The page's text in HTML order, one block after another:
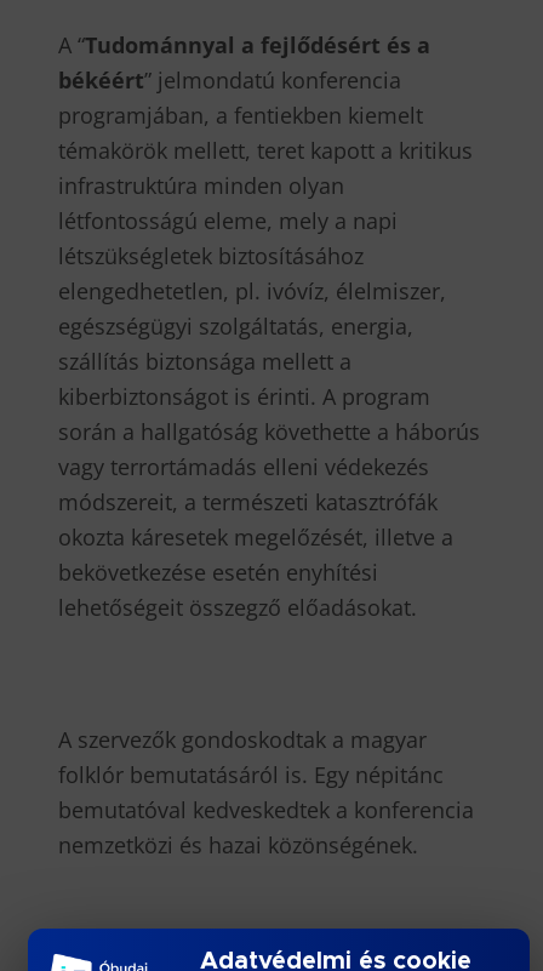
A “Tudománnyal a fejlődésért és a
békéért” jelmondatú konferencia
programjában, a fentiekben kiemelt
témakörök mellett, teret kapott a kritikus
infrastruktúra minden olyan
létfontosságú eleme, mely a napi
létszükségletek biztosításához
elengedhetetlen, pl. ivóvíz, élelmiszer,
egészségügyi szolgáltatás, energia,
szállítás biztonsága mellett a
kiberbiztonságot is érinti. A program
során a hallgatóság követhette a háborús
vagy terrortámadás elleni védekezés
módszereit, a természeti katasztrófák
okozta káresetek megelőzését, illetve a
bekövetkezése esetén enyhítési
lehetőségeit összegző előadásokat.
A szervezők gondoskodtak a magyar
folklór bemutatásáról is. Egy népitánc
bemutatóval kedveskedtek a konferencia
nemzetközi és hazai közönségének.
Adatvédelmi és cookie